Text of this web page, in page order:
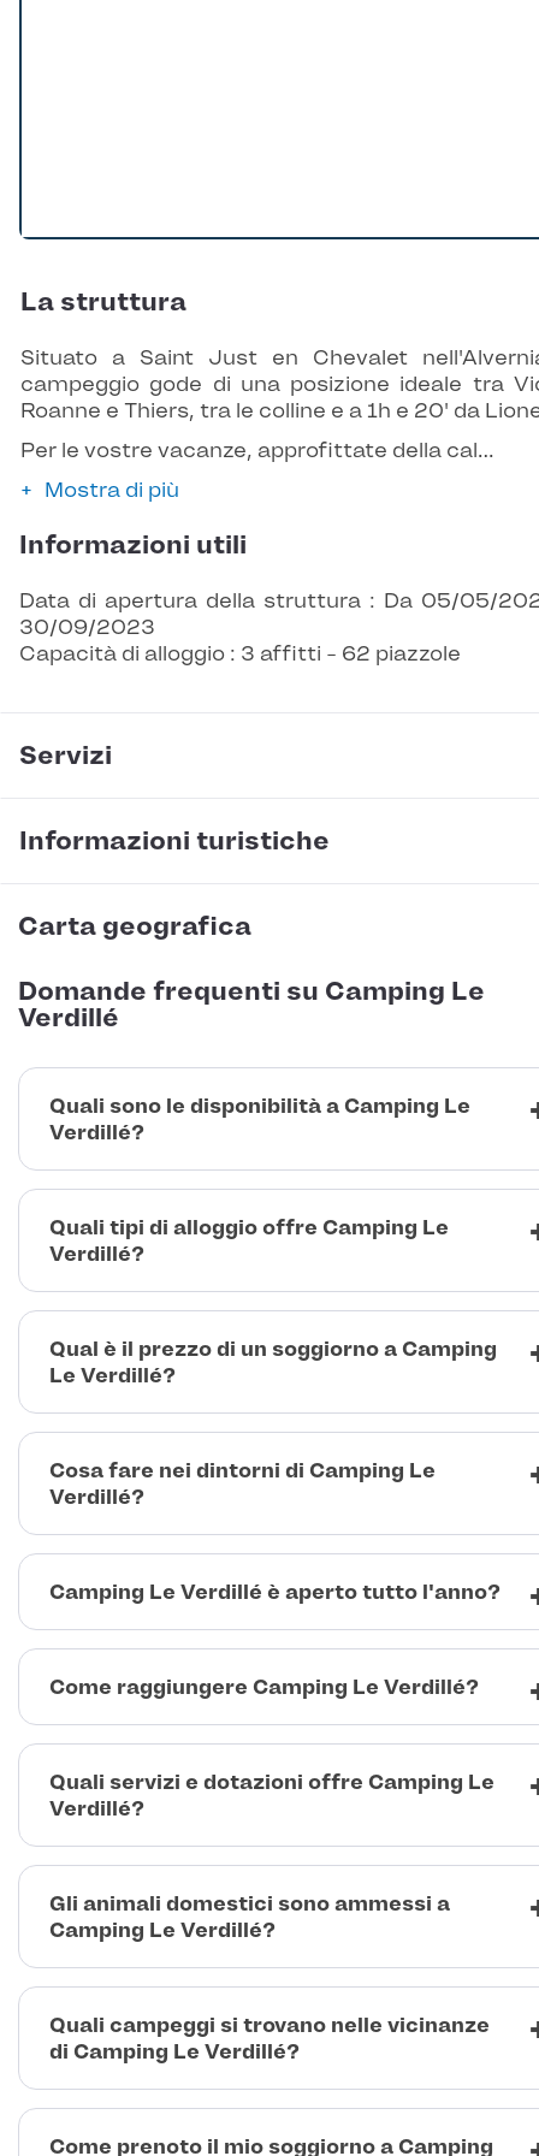
La struttura
Situato a Saint Just en Chevalet
campeggio gode di una posizione ideale tra
Roanne e Thiers, tra le colline e a 1h e 20' da
Per le vostre vacanze, approfittate della cal…
Mostra di più
Informazioni utili
Data di apertura della struttura : Da 05/05/
30/09/2023
Capacità di alloggio : 3 affitti - 62 piazzole
Servizi
Informazioni turistiche
Carta geografica
Domande frequenti su Camping Le
Verdillé
Quali sono le disponibilità a Camping Le
Verdillé?
Quali tipi di alloggio offre Camping Le
Verdillé?
Qual è il prezzo di un soggiorno a Camping
Le Verdillé?
Cosa fare nei dintorni di Camping Le
Verdillé?
Camping Le Verdillé è aperto tutto l'anno?
Come raggiungere Camping Le Verdillé?
Quali servizi e dotazioni offre Camping Le
Verdillé?
Gli animali domestici sono ammessi a
Camping Le Verdillé?
Quali campeggi si trovano nelle vicinanze
di Camping Le Verdillé?
Come prenoto il mio soggiorno a Camping